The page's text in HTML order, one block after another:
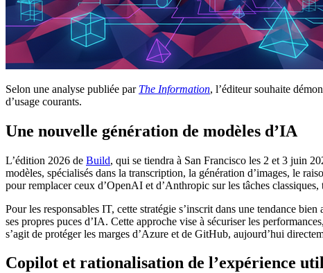
Selon une analyse publiée par The Information, l’éditeur souhaite
d’usage courants.
Une nouvelle génération de modèles d’IA
L’édition 2026 de Build, qui se tiendra à San Francisco les 2 et 3 juin
modèles, spécialisés dans la transcription, la génération d’images, le
pour remplacer ceux d’OpenAI et d’Anthropic sur les tâches
Pour les responsables IT, cette stratégie s’inscrit dans une tendance
ses propres puces d’IA. Cette approche vise à sécuriser les
s’agit de protéger les marges d’Azure et de GitHub, aujourd’hui
Copilot et rationalisation de l’expérience